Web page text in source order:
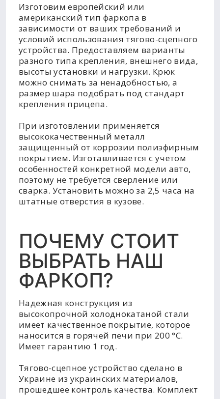
Изготовим европейский или
американский тип фаркопа в
зависимости от ваших требований и
условий использования тягово-сцепного
устройства. Предоставляем варианты
разного типа крепления, внешнего вида,
высоты установки и нагрузки. Крюк
можно снимать за ненадобностью, а
размер шара подобрать под стандарт
крепления прицепа.
При изготовлении применяется
высококачественный металл
защищенный от коррозии полиэфирным
покрытием. Изготавливается с учетом
особенностей конкретной модели авто,
поэтому не требуется сверление или
сварка. Установить можно за 2,5 часа на
штатные отверстия в кузове.
ПОЧЕМУ СТОИТ
ВЫБРАТЬ НАШ
ФАРКОП?
Надежная конструкция из
высокопрочной холоднокатаной стали
имеет качественное покрытие, которое
наносится в горячей печи при 200 °C.
Имеет гарантию 1 год.
Тягово-сцепное устройство сделано в
Украине из украинских материалов,
прошедшее контроль качества. Комплект